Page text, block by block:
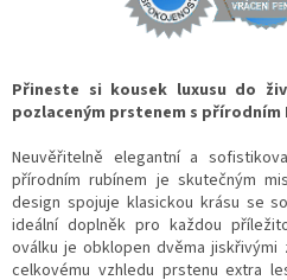
Přineste si kousek luxusu do
pozlaceným prstenem s přírodním
Neuvěřitelně elegantní a
přírodním rubínem je skutečným
design spojuje klasickou krásu se
ideální doplněk pro každou
oválku je obklopen dvěma
celkovému vzhledu prstenu extra